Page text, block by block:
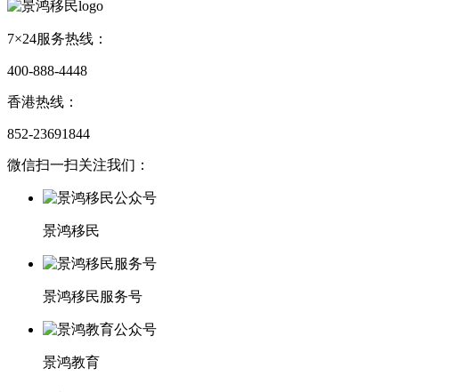
7×24服务热线：
400-888-4448
香港热线：
852-23691844
微信扫一扫关注我们：
景鸿移民
景鸿移民服务号
景鸿教育